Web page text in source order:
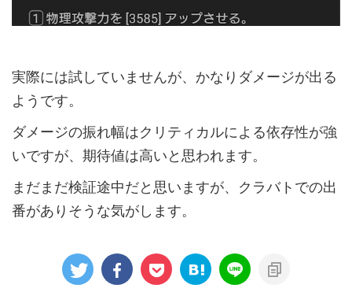
実際には試していませんが、かなりダメージが出る
ようです。
ダメージの振れ幅はクリティカルによる依存性が強
いですが、期待値は高いと思われます。
まだまだ検証途中だと思いますが、クラバトでの出
番がありそうな気がします。